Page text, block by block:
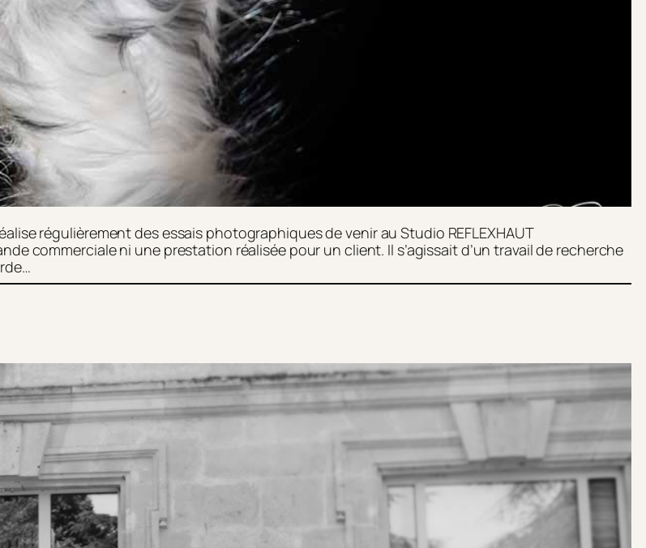
régulièrement des essais photographiques de venir au Studio REFLEXHAUT
commerciale ni une prestation réalisée pour un client. Il s’agissait d’un travail de recherche